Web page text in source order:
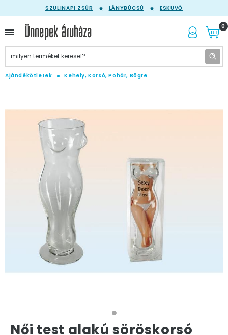
SZÜLINAPI ZSÚR LÁNYBÚCSÚ ESKÜVŐ
0
Ajándékötletek Kehely, Korsó, Pohár, Bögre
Női test alakú söröskorsó